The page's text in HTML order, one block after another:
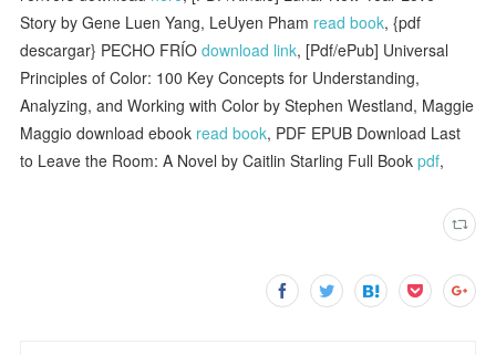
Story by Gene Luen Yang, LeUyen Pham read book, {pdf
descargar} PECHO FRÍOdownload link, [Pdf/ePub] Universal
Principles of Color: 100 Key Concepts for Understanding,
Analyzing, and Working with Color by Stephen Westland, Maggie
Maggio download ebook read book, PDF EPUB Download Last
to Leave the Room: A Novel by Caitlin Starling Full Bookpdf,